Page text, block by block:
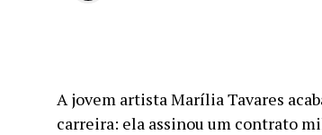
A jovem artista Marília Tavares
carreira: ela assinou um contrato